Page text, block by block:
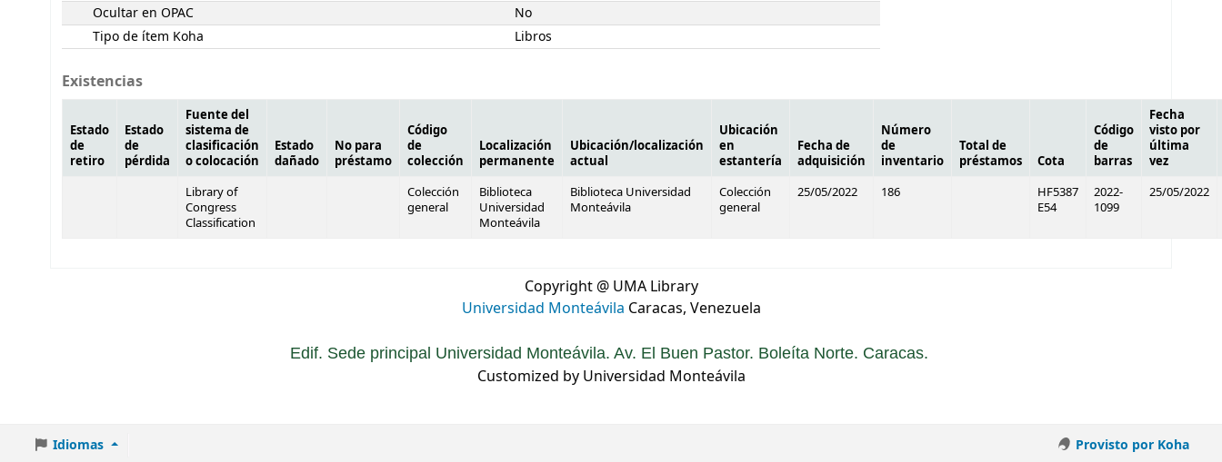
Ocultar en OPAC
No
Tipo de ítem Koha
Libros
Existencias
Estado
de
retiro
Estado
de
pérdida
Fuente del
sistema de
clasificación
o colocación
Estado
dañado
No para
préstamo
Código
de
colección
Localización
permanente
Ubicación/localización
actual
Ubicación
en
estantería
Fecha de
adquisición
Número
de
inventario
Total de
préstamos
Cota
Código
de
barras
Fecha
visto por
última
vez
Library of
Congress
Classification
Colección
general
Biblioteca
Universidad
Monteávila
Biblioteca Universidad
Monteávila
Colección
general
25/05/2022 186
HF5387
E54
2022-
1099
25/05/2022
Copyright @ UMA Library
Universidad Monteávila Caracas, Venezuela
Edif. Sede principal Universidad Monteávila. Av. El Buen Pastor. Boleíta Norte. Caracas.
Customized by Universidad Monteávila
Idiomas Provisto por Koha